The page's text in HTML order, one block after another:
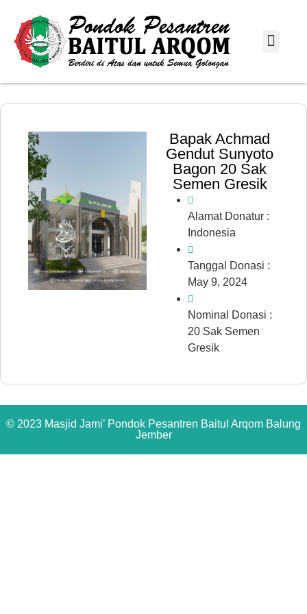
Bapak Achmad
Gendut Sunyoto
Bagon 20 Sak
Semen Gresik
Alamat Donatur :
Indonesia
Tanggal Donasi :
May 9, 2024
Nominal Donasi :
20 Sak Semen
Gresik
© 2023 Masjid Jami’ Pondok Pesantren Baitul Arqom Balung
Jember